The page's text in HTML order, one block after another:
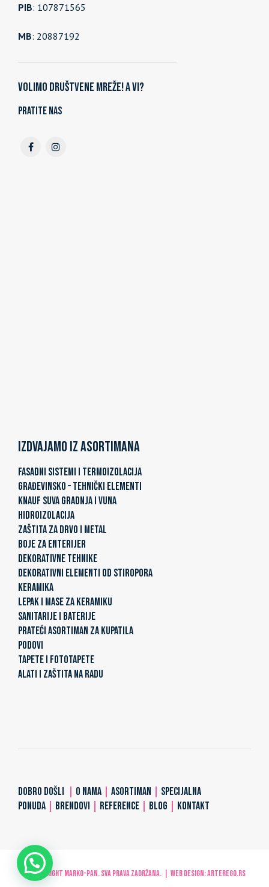
PIB: 107871565
MB: 20887192
Volimo društvene mreže! A vi?
Pratite nas
Izdvajamo iz asortimana
FASADNI SISTEMI I TERMOIZOLACIJA
GRAĐEVINSKO – TEHNIČKI ELEMENTI
KNAUF SUVA GRADNJA I VUNA
HIDROIZOLACIJA
ZAŠTITA ZA DRVO I METAL
BOJE ZA ENTERIJER
DEKORATIVNE TEHNIKE
DEKORATIVNI ELEMENTI OD STIROPORA
KERAMIKA
LEPAK I MASE ZA KERAMIKU
SANITARIJE I BATERIJE
PRATEĆI ASORTIMAN ZA KUPATILA
PODOVI
TAPETE I FOTOTAPETE
ALATI I ZAŠTITA NA RADU
DOBRO DOŠLI O NAMA ASORTIMAN
SPECIJALNA
PONUDA
BRENDOVI REFERENCE BLOG KONTAKT
© Copyright MARKO-PAN. Sva prava zadržana. | Web design:ARTerEgo.rs